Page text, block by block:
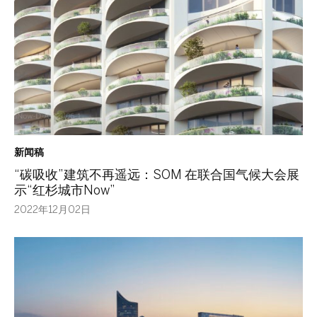
新闻稿
“碳吸收”建筑不再遥远：SOM 在联合国气候大会展
示“红杉城市Now”
2022年12月02日